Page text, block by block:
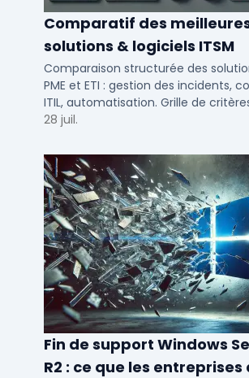
Comparatif des
solutions & logiciels ITSM
Comparaison structurée des
PME et ETI : gestion des incidents,
ITIL, automatisation. Grille de
d'usage par taille d'entreprise.
28 juil.
Fin de support Windows
R2 : ce que les